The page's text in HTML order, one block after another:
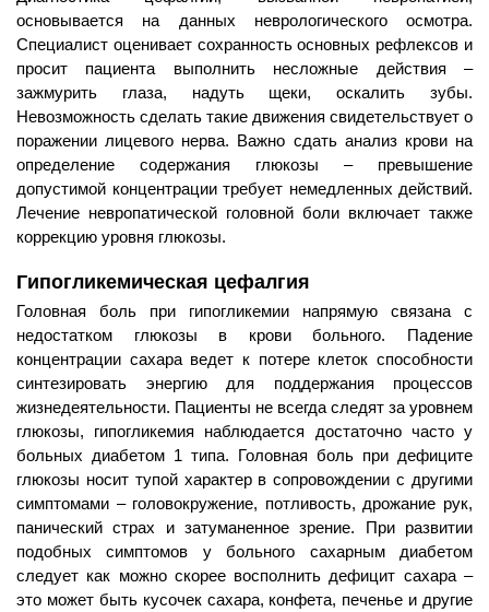
основывается на данных неврологического осмотра.
Специалист оценивает сохранность основных рефлексов и
просит пациента выполнить несложные действия –
зажмурить глаза, надуть щеки, оскалить зубы.
Невозможность сделать такие движения свидетельствует о
поражении лицевого нерва. Важно сдать анализ крови на
определение содержания глюкозы – превышение
допустимой концентрации требует немедленных действий.
Лечение невропатической головной боли включает также
коррекцию уровня глюкозы.
Гипогликемическая цефалгия
Головная боль при гипогликемии напрямую связана с
недостатком глюкозы в крови больного. Падение
концентрации сахара ведет к потере клеток способности
синтезировать энергию для поддержания процессов
жизнедеятельности. Пациенты не всегда следят за уровнем
глюкозы, гипогликемия наблюдается достаточно часто у
больных диабетом 1 типа. Головная боль при дефиците
глюкозы носит тупой характер в сопровождении с другими
симптомами – головокружение, потливость, дрожание рук,
панический страх и затуманенное зрение. При развитии
подобных симптомов у больного сахарным диабетом
следует как можно скорее восполнить дефицит сахара –
это может быть кусочек сахара, конфета, печенье и другие